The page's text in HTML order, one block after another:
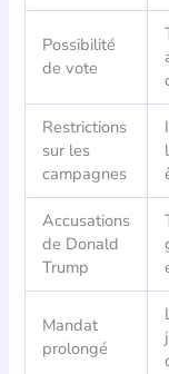
Possibilité
de vote
Restrictions
sur les
campagnes
Accusations
de Donald
Trump
Mandat
prolongé